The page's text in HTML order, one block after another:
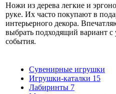
Ножи из дерева легкие и
руке. Их часто покупают в
интерьерного декора.
выбрать подходящий вариант с
события.
Сувенирные игрушки
Игрушки-каталки 15
Лабиринты 7